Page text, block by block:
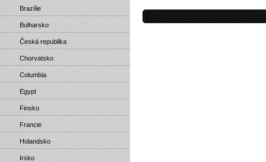
Brazílie
Bulharsko
Česká republika
Chorvatsko
Columbia
Egypt
Finsko
Francie
Holandsko
Irsko